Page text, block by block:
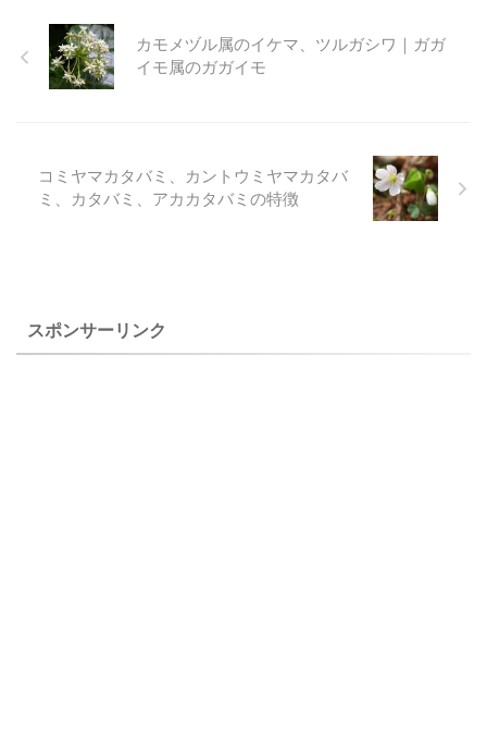
００６ ...
成地の調整池の土手 ...
別がつきにくいのですが、萼
考え方もあるようです。 偶然
に細い葉で鋸歯のないものと
あるものを写したので、写真
を載せておくことにしまし
カモメヅル属のイケマ、ツルガシワ｜ガガ
イモ属のガガイモ
コミヤマカタバミ、カントウミヤマカタバ
ミ、カタバミ、アカカタバミの特徴
スポンサーリンク